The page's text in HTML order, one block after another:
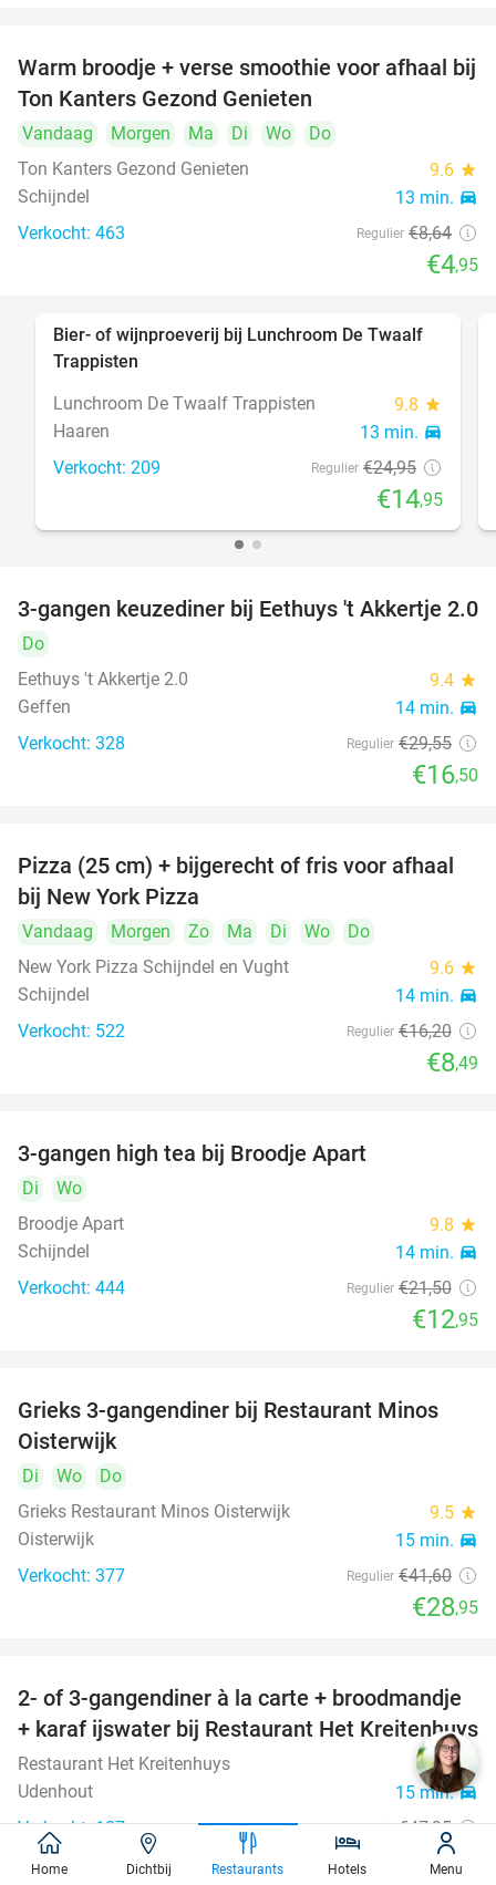
43%
Warm broodje + verse smoothie voor afhaal bij
Ton Kanters Gezond Genieten
Vandaag Morgen Ma Di Wo
Do
Ton Kanters Gezond Genieten
9.6 star
Schijndel 13 min. directions_car
Verkocht: 463 Regulier €8,64
€4,95
40%
Bier- of wijnproeverij bij Lunchroom De Twaalf
Trappisten
Lunchroom De Twaalf Trappisten
9.8 star
Haaren 13 min. directions_car
Verkocht: 209 Regulier €24,95
€14,95
44%
3-gangen keuzediner bij Eethuys 't Akkertje 2.0
Do
Eethuys 't Akkertje 2.0
9.4 star
Geffen 14 min. directions_car
Verkocht: 328 Regulier €29,55
€16,50
48%
Pizza (25 cm) + bijgerecht of fris voor afhaal
bij New York Pizza
Vandaag Morgen Zo Ma Di Wo
Do
New York Pizza Schijndel en Vught
9.6 star
Schijndel 14 min. directions_car
Verkocht: 522 Regulier €16,20
€8,49
3-gangen high tea bij Broodje Apart
Di
Wo
Broodje Apart
9.8 star
Schijndel 14 min. directions_car
Verkocht: 444 Regulier €21,50
€12,95
30%
Grieks 3-gangendiner bij Restaurant Minos
Oisterwijk
Di Wo
Do
Grieks Restaurant Minos Oisterwijk
9.5 star
Oisterwijk 15 min. directions_car
Verkocht: 377 Regulier €41,60
€28,95
38%
2- of 3-gangendiner à la carte + broodmandje
+ karaf ijswater bij Restaurant Het Kreitenhuys
Restaurant Het Kreitenhuys 9.3star
Udenhout 15 min.directions_car
Verkocht: 187 Regulier €47,35
€29
Home Dichtbij Restaurants Hotels Menu